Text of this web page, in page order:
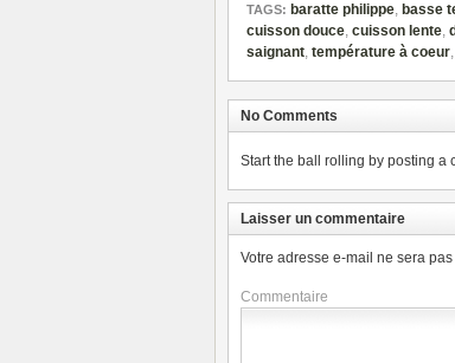
TAGS: baratte philippe, basse
cuisson douce, cuisson lente,
saignant, température à coeur,
No Comments
Start the ball rolling by posting a
Laisser un commentaire
Votre adresse e-mail ne sera
Commentaire